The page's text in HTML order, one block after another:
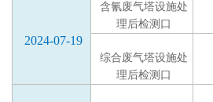
2024-07-19
含氰废气塔设施处
理后检测口
综合废气塔设施处
理后检测口